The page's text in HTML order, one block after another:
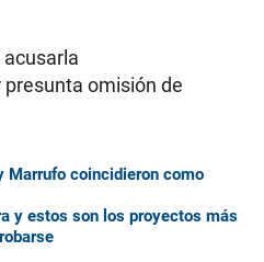
omisión de
Marrufo coincidieron como
y estos son los proyectos más